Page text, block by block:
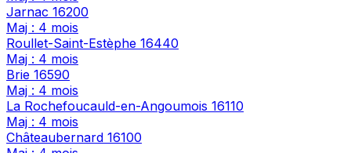
Jarnac 16200
Maj : 4 mois
Roullet-Saint-Estèphe 16440
Maj : 4 mois
Brie 16590
Maj : 4 mois
La Rochefoucauld-en-Angoumois 16110
Maj : 4 mois
Châteaubernard 16100